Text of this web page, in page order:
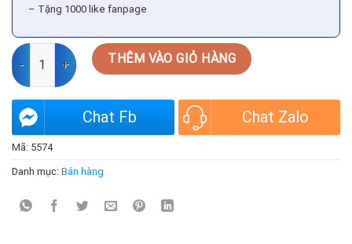
– Tặng 1000 like fanpage
Web thời trang nữ số lượngTHÊM VÀO GIỎ HÀNG
Chat Fb Chat Zalo
Mã: 5574
Danh mục: Bán hàng